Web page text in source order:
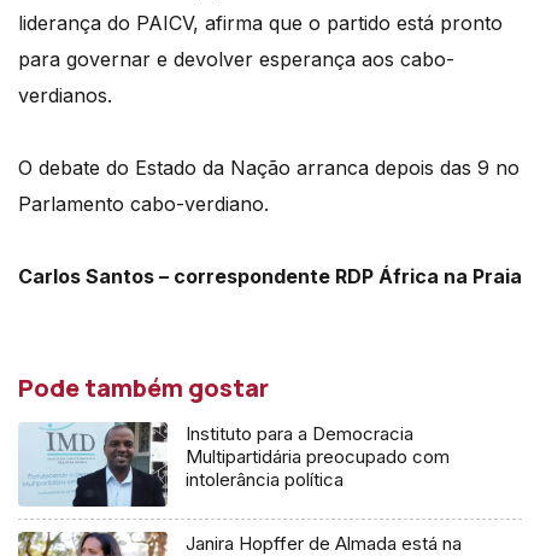
liderança do PAICV, afirma que o partido está pronto
para governar e devolver esperança aos cabo-
verdianos.
O debate do Estado da Nação arranca depois das 9 no
Parlamento cabo-verdiano.
Carlos Santos – correspondente RDP África na Praia
Pode também gostar
Instituto para a Democracia
Multipartidária preocupado com
intolerância política
Janira Hopffer de Almada está na